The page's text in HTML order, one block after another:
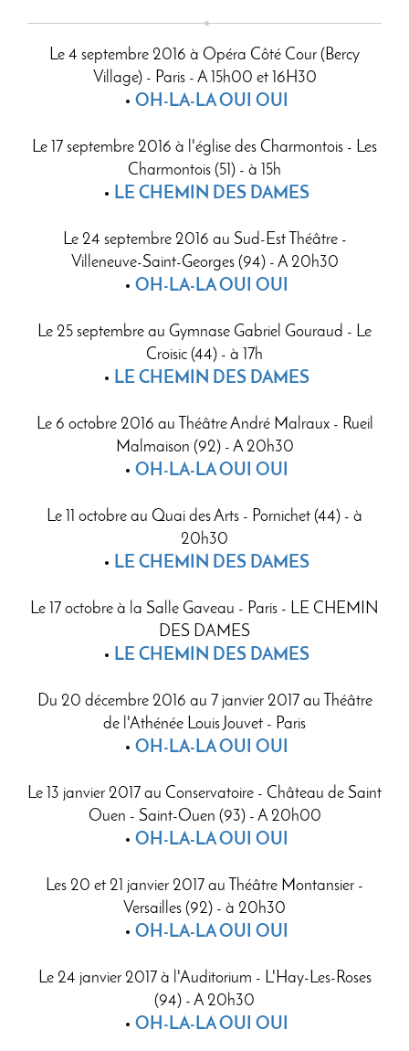
Le 4 septembre 2016 à Opéra Côté Cour (Bercy
Village) - Paris - A 15h00 et 16H30
OH-LA-LA OUI OUI
Le 17 septembre 2016 à l'église des Charmontois - Les
Charmontois (51) - à 15h
LE CHEMIN DES DAMES
Le 24 septembre 2016 au Sud-Est Théâtre -
Villeneuve-Saint-Georges (94) - A 20h30
OH-LA-LA OUI OUI
Le 25 septembre au Gymnase Gabriel Gouraud - Le
Croisic (44) - à 17h
LE CHEMIN DES DAMES
Le 6 octobre 2016 au Théâtre André Malraux - Rueil
Malmaison (92) - A 20h30
OH-LA-LA OUI OUI
Le 11 octobre au Quai des Arts - Pornichet (44) - à
20h30
LE CHEMIN DES DAMES
Le 17 octobre à la Salle Gaveau - Paris - LE CHEMIN
DES DAMES
LE CHEMIN DES DAMES
Du 20 décembre 2016 au 7 janvier 2017 au Théâtre
de l'Athénée Louis Jouvet - Paris
OH-LA-LA OUI OUI
Le 13 janvier 2017 au Conservatoire - Château de Saint
Ouen - Saint-Ouen (93) - A 20h00
OH-LA-LA OUI OUI
Les 20 et 21 janvier 2017 au Théâtre Montansier -
Versailles (92) - à 20h30
OH-LA-LA OUI OUI
Le 24 janvier 2017 à l'Auditorium - L'Hay-Les-Roses
(94) - A 20h30
OH-LA-LA OUI OUI